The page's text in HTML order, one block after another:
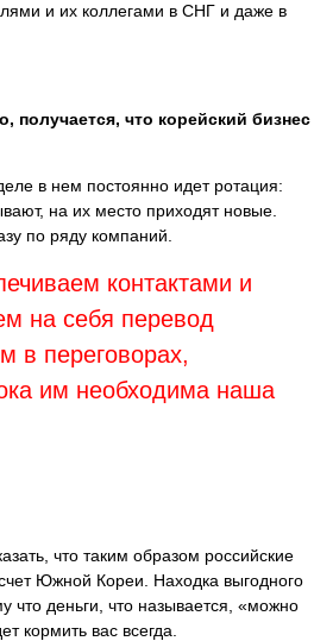
и их коллегами в СНГ и даже в
получается, что корейский бизнес
в нем постоянно идет ротация:
на их место приходят новые.
по ряду компаний.
контактами и
на себя перевод
в переговорах,
им необходима наша
что таким образом российские
Южной Кореи. Находка выгодного
что деньги, что называется, «можно
кормить вас всегда.